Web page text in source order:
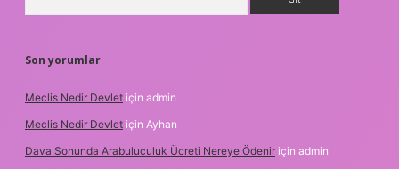
Son yorumlar
Meclis Nedir Devlet için admin
Meclis Nedir Devlet için Ayhan
Dava Sonunda Arabuluculuk Ücreti Nereye Ödenir için admin